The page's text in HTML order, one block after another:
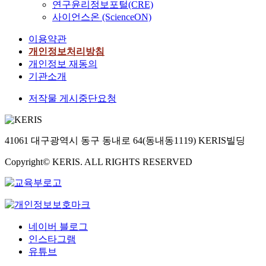
연구윤리정보포털(CRE)
사이언스온 (ScienceON)
이용약관
개인정보처리방침
개인정보 재동의
기관소개
저작물 게시중단요청
41061 대구광역시 동구 동내로 64(동내동1119) KERIS빌딩
Copyright© KERIS. ALL RIGHTS RESERVED
네이버 블로그
인스타그램
유튜브